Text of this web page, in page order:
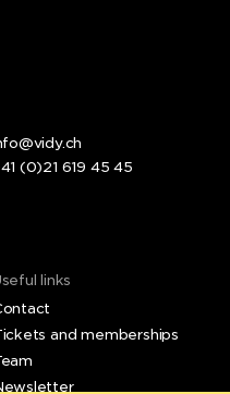
(0)21 619 45 45
links
and memberships